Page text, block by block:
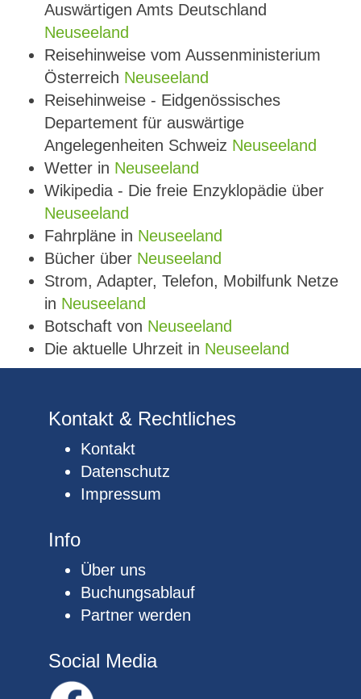
Auswärtigen Amts Deutschland
Neuseeland
Reisehinweise vom Aussenministerium
Österreich Neuseeland
Reisehinweise - Eidgenössisches
Departement für auswärtige
Angelegenheiten Schweiz Neuseeland
Wetter in Neuseeland
Wikipedia - Die freie Enzyklopädie über
Neuseeland
Fahrpläne in Neuseeland
Bücher über Neuseeland
Strom, Adapter, Telefon, Mobilfunk Netze
in Neuseeland
Botschaft von Neuseeland
Die aktuelle Uhrzeit in Neuseeland
Kontakt & Rechtliches
Kontakt
Datenschutz
Impressum
Info
Über uns
Buchungsablauf
Partner werden
Social Media